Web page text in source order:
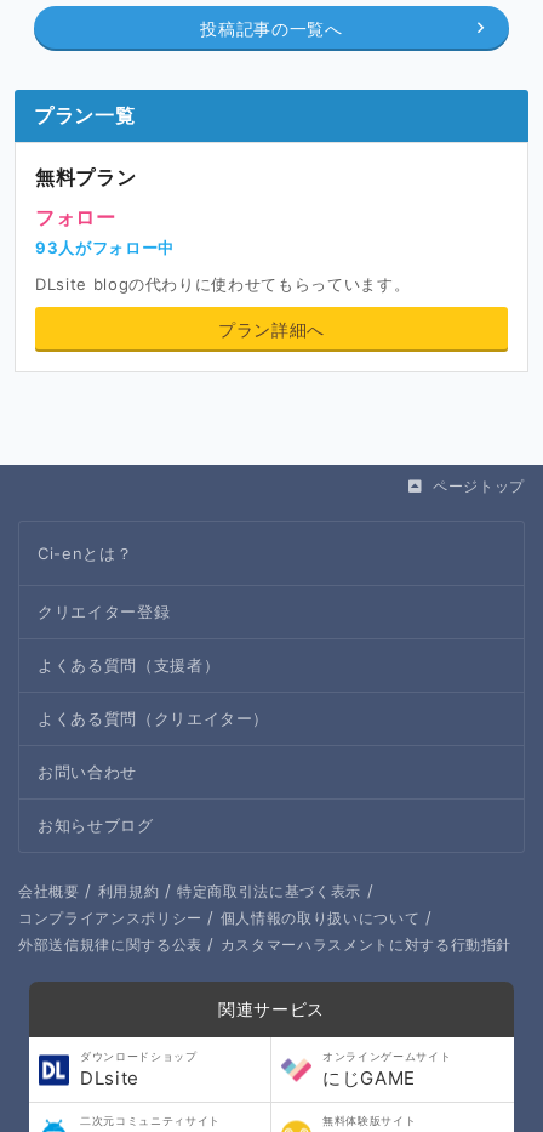
投稿記事の一覧へ
プラン一覧
無料プラン
フォロー
93人がフォロー中
DLsite blogの代わりに使わせてもらっています。
プラン詳細へ
ページトップ
Ci-enとは？
クリエイター登録
よくある質問（支援者）
よくある質問（クリエイター）
お問い合わせ
お知らせブログ
会社概要 / 利用規約 / 特定商取引法に基づく表示 /
コンプライアンスポリシー / 個人情報の取り扱いについて /
外部送信規律に関する公表 / カスタマーハラスメントに対する行動指針
関連サービス
ダウンロードショップ
DLsite
オンラインゲームサイト
にじGAME
二次元コミュニティサイト 無料体験版サイト